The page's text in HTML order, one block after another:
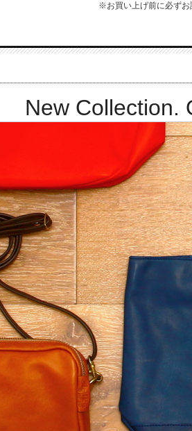
※お買い上げ前に必ず
New Collection.